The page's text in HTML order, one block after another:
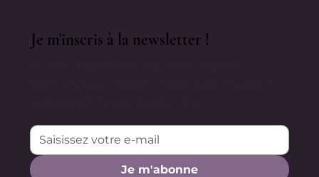
Je m'abonne
Je m'inscris à la newsletter !